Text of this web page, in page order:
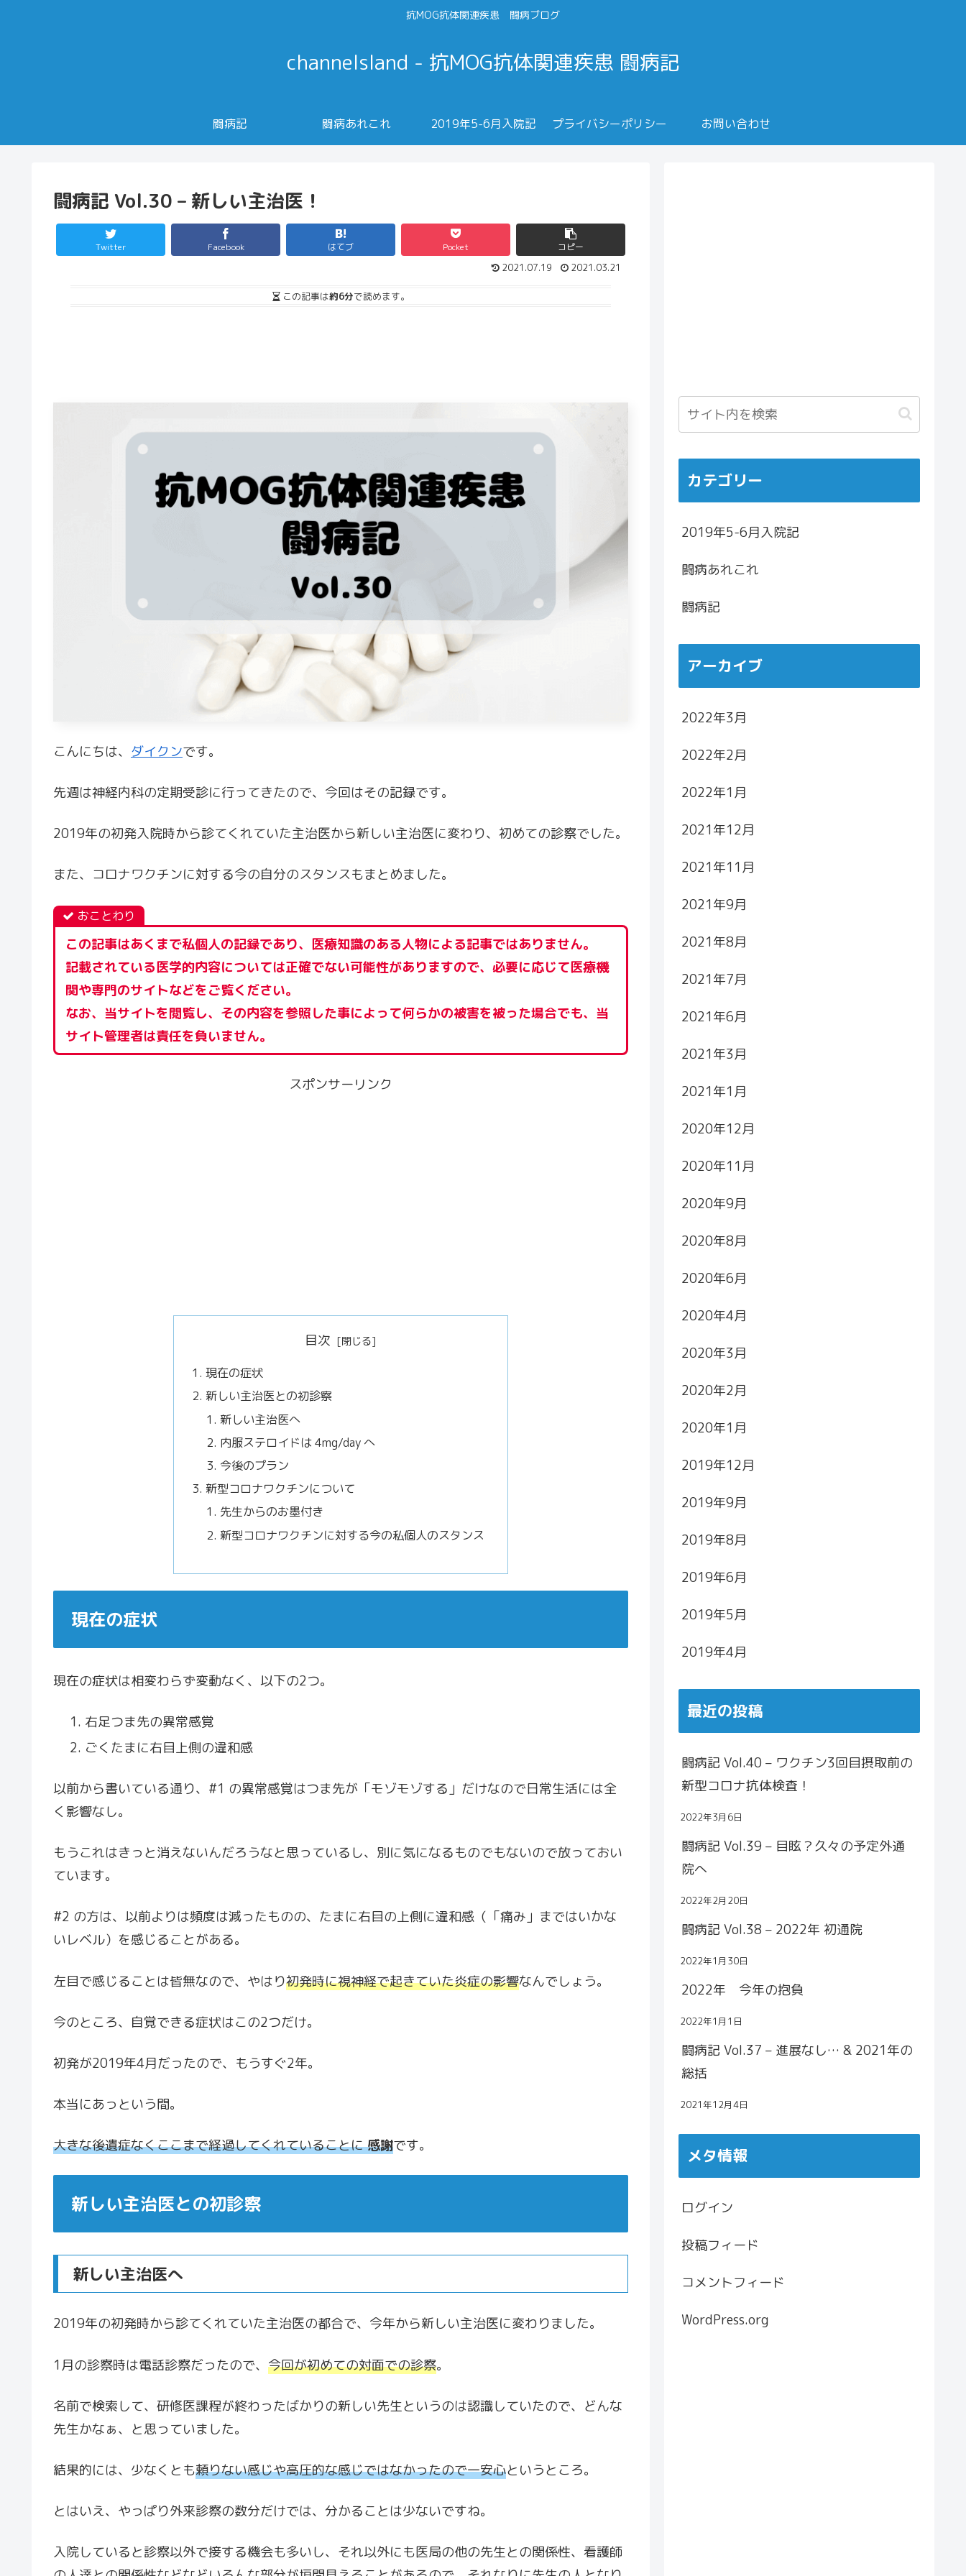
抗MOG抗体関連疾患 闘病ブログ
channelsland - 抗MOG抗体関連疾患 闘病記
闘病記 闘病あれこれ 2019年5-6月入院記 プライバシーポリシー お問い合わせ
闘病記 Vol.30 – 新しい主治医！
Twitter Facebook はてブ Pocket コピー
2021.07.19 2021.03.21
この記事は約6分で読めます。
こんにちは、 ダイクンです。
先週は神経内科の定期受診に行ってきたので、今回はその記録です。
2019年の初発入院時から診てくれていた主治医から新しい主治医に変わり、初めての診察でした。
また、コロナワクチンに対する今の自分のスタンスもまとめました。
おことわり
この記事はあくまで私個人の記録であり、医療知識のある人物による記事ではありません。
記載されている医学的内容については正確でない可能性がありますので、必要に応じて医療機
関や専門のサイトなどをご覧ください。
なお、当サイトを閲覧し、その内容を参照した事によって何らかの被害を被った場合でも、当
サイト管理者は責任を負いません。
スポンサーリンク
目次
現在の症状
新しい主治医との初診察
新しい主治医へ
内服ステロイドは 4mg/day へ
今後のプラン
新型コロナワクチンについて
先生からのお墨付き
新型コロナワクチンに対する今の私個人のスタンス
現在の症状
現在の症状は相変わらず変動なく、以下の2つ。
右足つま先の異常感覚
ごくたまに右目上側の違和感
以前から書いている通り、#1 の異常感覚はつま先が「モゾモゾする」だけなので日常生活には全
く影響なし。
もうこれはきっと消えないんだろうなと思っているし、別に気になるものでもないので放っておい
ています。
#2 の方は、以前よりは頻度は減ったものの、たまに右目の上側に違和感（「痛み」まではいかな
いレベル）を感じることがある。
左目で感じることは皆無なので、やはり初発時に視神経で起きていた炎症の影響なんでしょう。
今のところ、自覚できる症状はこの2つだけ。
初発が2019年4月だったので、もうすぐ2年。
本当にあっという間。
大きな後遺症なくここまで経過してくれていることに感謝です。
新しい主治医との初診察
新しい主治医へ
2019年の初発時から診てくれていた主治医の都合で、今年から新しい主治医に変わりました。
1月の診察時は電話診察だったので、 今回が初めての対面での診察。
名前で検索して、研修医課程が終わったばかりの新しい先生というのは認識していたので、どんな
先生かなぁ、と思っていました。
結果的には、少なくとも頼りない感じや高圧的な感じではなかったので一安心というところ。
とはいえ、やっぱり外来診察の数分だけでは、分かることは少ないですね。
入院していると診察以外で接する機会も多いし、それ以外にも医局の他の先生との関係性、看護師
カテゴリー
2019年5-6月入院記
闘病あれこれ
闘病記
アーカイブ
2022年3月
2022年2月
2022年1月
2021年12月
2021年11月
2021年9月
2021年8月
2021年7月
2021年6月
2021年3月
2021年1月
2020年12月
2020年11月
2020年9月
2020年8月
2020年6月
2020年4月
2020年3月
2020年2月
2020年1月
2019年12月
2019年9月
2019年8月
2019年6月
2019年5月
2019年4月
最近の投稿
闘病記 Vol.40 – ワクチン3回目摂取前の
新型コロナ抗体検査！
2022年3月6日
闘病記 Vol.39 – 目眩？久々の予定外通
院へ
2022年2月20日
闘病記 Vol.38 – 2022年 初通院
2022年1月30日
2022年 今年の抱負
2022年1月1日
闘病記 Vol.37 – 進展なし… & 2021年の
総括
2021年12月4日
メタ情報
ログイン
投稿フィード
コメントフィード
WordPress.org